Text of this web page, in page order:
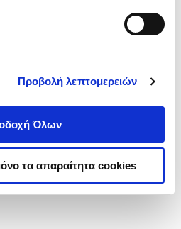
Προβολή λεπτομερειών
Όλων
τα απαραίτητα cookies